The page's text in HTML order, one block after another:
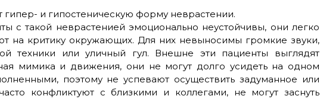
и гипостеническую форму неврастении.
с такой неврастенией эмоционально неустойчивы, они легко
на критику окружающих. Для них невыносимы громкие звуки,
техники или уличный гул. Внешне эти пациенты выглядят
мимика и движения, они не могут долго усидеть на одном
поэтому не успевают осуществить задуманное или
конфликтуют с близкими и коллегами, не могут заснуть